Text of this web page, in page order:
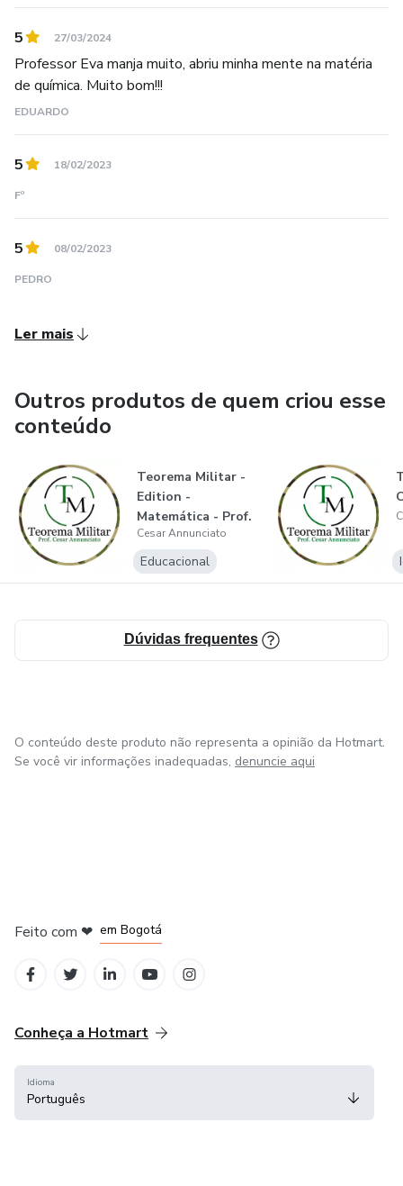
5 27/03/2024
Professor Eva manja muito, abriu minha mente na matéria
de química. Muito bom!!!
EDUARDO
5 18/02/2023
Fº
5 08/02/2023
PEDRO
Ler mais
Outros produtos de quem criou esse
conteúdo
Teorema Militar -
Edition -
Matemática - Prof.
Cesar Annunci...
Cesar Annunciato
Educacional
Dúvidas frequentes
O conteúdo deste produto não representa a opinião da Hotmart.
Se você vir informações inadequadas, denuncie aqui
Feito com ❤ em Bogotá
Conheça a Hotmart
Idioma
Português